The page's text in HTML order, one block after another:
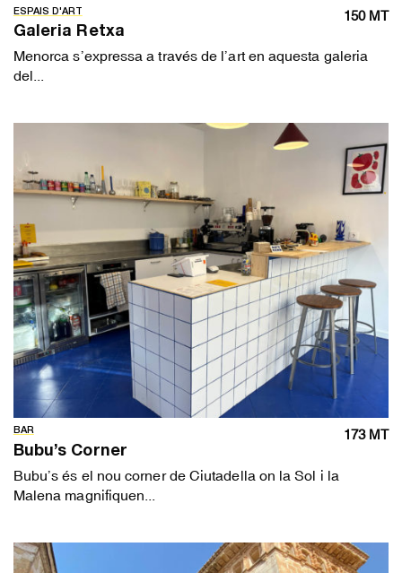
ESPAIS D'ART 150 MT
Galeria Retxa
Menorca s’expressa a través de l’art en aquesta galeria
del...
BAR 173 MT
Bubu’s Corner
Bubu’s és el nou corner de Ciutadella on la Sol i la
Malena magnifiquen...